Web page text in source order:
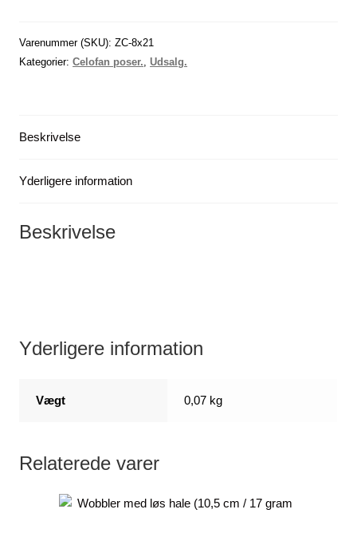
bund
(21
3
100
Varenummer (SKU):ZC-8x21
Kategorier:Celofan poser. ,Udsalg.
Beskrivelse
Yderligere information
Beskrivelse
Yderligere information
Vægt 0,07 kg
Relaterede varer